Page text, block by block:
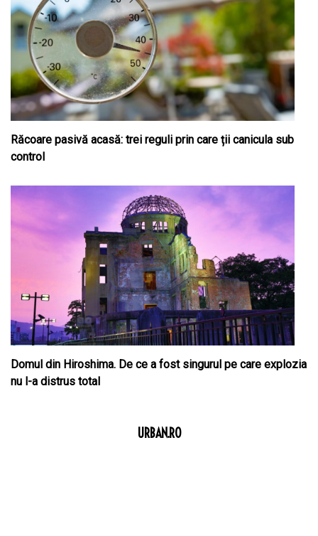
Răcoare pasivă acasă: trei reguli prin care ții canicula sub
control
Domul din Hiroshima. De ce a fost singurul pe care explozia
nu l-a distrus total
URBAN.RO